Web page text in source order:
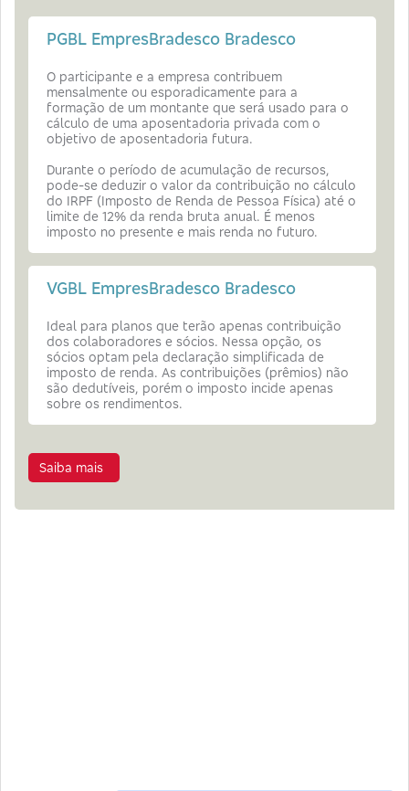
PGBL EmpresBradesco Bradesco
O participante e a empresa contribuem
mensalmente ou esporadicamente para a
formação de um montante que será usado para o
cálculo de uma aposentadoria privada com o
objetivo de aposentadoria futura.
Durante o período de acumulação de recursos,
pode-se deduzir o valor da contribuição no cálculo
do IRPF (Imposto de Renda de Pessoa Física) até o
limite de 12% da renda bruta anual. É menos
imposto no presente e mais renda no futuro.
VGBL EmpresBradesco Bradesco
Ideal para planos que terão apenas contribuição
dos colaboradores e sócios. Nessa opção, os
sócios optam pela declaração simplificada de
imposto de renda. As contribuições (prêmios) não
são dedutíveis, porém o imposto incide apenas
sobre os rendimentos.
Saiba mais